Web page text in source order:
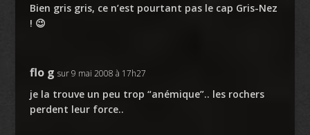
Bien gris gris, ce n’est pourtant pas le cap Gris-Nez
! 😉
flo g sur 9 mai 2008 à 17h27
je la trouve un peu trop “anémique”.. les rochers
perdent leur force..